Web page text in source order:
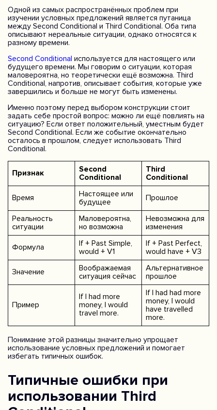
Одной из самых распространённых проблем при
изучении условных предложений является путаница
между Second Conditional и Third Conditional. Оба типа
описывают нереальные ситуации, однако относятся к
разному времени.
Second Conditional используется для настоящего или
будущего времени. Мы говорим о ситуации, которая
маловероятна, но теоретически ещё возможна. Third
Conditional, напротив, описывает события, которые уже
завершились и больше не могут быть изменены.
Именно поэтому перед выбором конструкции стоит
задать себе простой вопрос: можно ли ещё повлиять на
ситуацию? Если ответ положительный, уместным будет
Second Conditional. Если же событие окончательно
осталось в прошлом, следует использовать Third
Conditional.
Признак
Second
Conditional
Third
Conditional
Время
Настоящее или
будущее
Прошлое
Реальность
ситуации
Маловероятна,
но возможна
Невозможна для
изменения
Формула
If + Past Simple,
would + V1
If + Past Perfect,
would have + V3
Значение
Воображаемая
ситуация сейчас
Альтернативное
прошлое
Пример
If I had more
money, I would
travel more.
If I had had more
money, I would
have travelled
more.
Понимание этой разницы значительно упрощает
использование условных предложений и помогает
избегать типичных ошибок.
Типичные ошибки при
использовании Third